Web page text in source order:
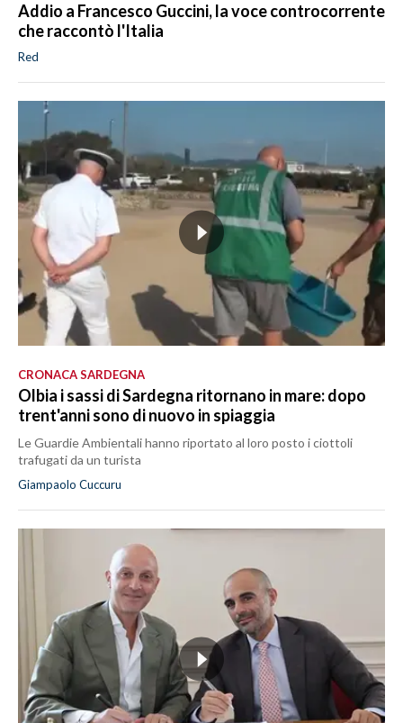
Addio a Francesco Guccini, la voce controcorrente
che raccontò l'Italia
Red
CRONACA SARDEGNA
Olbia i sassi di Sardegna ritornano in mare: dopo
trent'anni sono di nuovo in spiaggia
Le Guardie Ambientali hanno riportato al loro posto i ciottoli
trafugati da un turista
Giampaolo Cuccuru